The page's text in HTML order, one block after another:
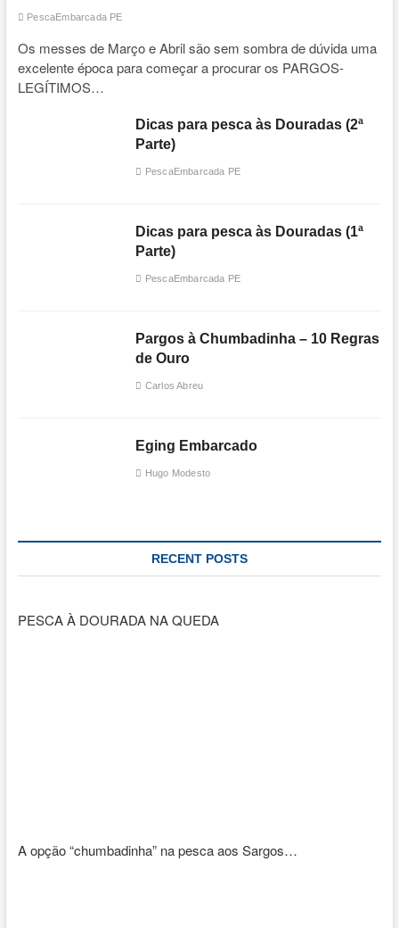
PescaEmbarcada PE
Os messes de Março e Abril são sem sombra de dúvida uma
excelente época para começar a procurar os PARGOS-
LEGÍTIMOS…
Dicas para pesca às Douradas (2ª
Parte)
PescaEmbarcada PE
Dicas para pesca às Douradas (1ª
Parte)
PescaEmbarcada PE
Pargos à Chumbadinha – 10 Regras
de Ouro
Carlos Abreu
Eging Embarcado
Hugo Modesto
RECENT POSTS
PESCA À DOURADA NA QUEDA
A opção “chumbadinha” na pesca aos Sargos…